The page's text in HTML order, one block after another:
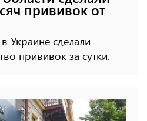
прививок от
Украине сделали
прививок за сутки.